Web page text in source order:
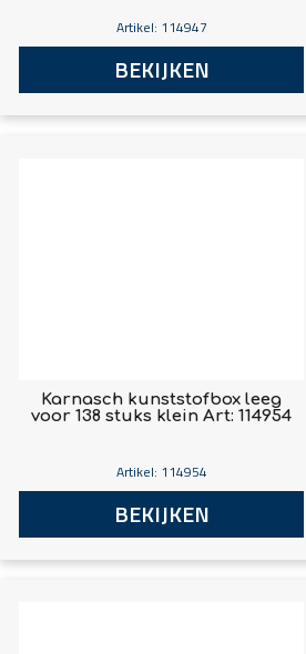
Artikel: 114947
BEKIJKEN
Karnasch kunststofbox leeg
voor 138 stuks klein Art: 114954
Artikel: 114954
BEKIJKEN